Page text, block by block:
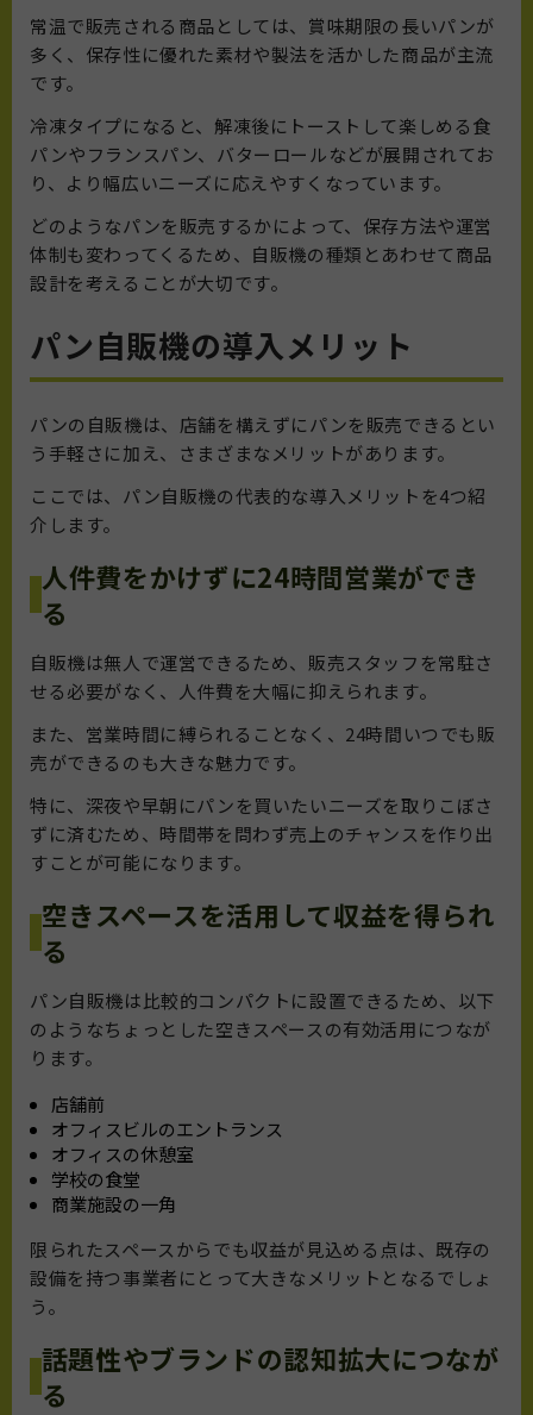
常温で販売される商品としては、賞味期限の長いパンが
多く、保存性に優れた素材や製法を活かした商品が主流
です。
冷凍タイプになると、解凍後にトーストして楽しめる食
パンやフランスパン、バターロールなどが展開されてお
り、より幅広いニーズに応えやすくなっています。
どのようなパンを販売するかによって、保存方法や運営
体制も変わってくるため、自販機の種類とあわせて商品
設計を考えることが大切です。
パン自販機の導入メリット
パンの自販機は、店舗を構えずにパンを販売できるとい
う手軽さに加え、さまざまなメリットがあります。
ここでは、パン自販機の代表的な導入メリットを4つ紹
介します。
人件費をかけずに24時間営業ができ
る
自販機は無人で運営できるため、販売スタッフを常駐さ
せる必要がなく、人件費を大幅に抑えられます。
また、営業時間に縛られることなく、24時間いつでも販
売ができるのも大きな魅力です。
特に、深夜や早朝にパンを買いたいニーズを取りこぼさ
ずに済むため、時間帯を問わず売上のチャンスを作り出
すことが可能になります。
空きスペースを活用して収益を得られ
る
パン自販機は比較的コンパクトに設置できるため、以下
のようなちょっとした空きスペースの有効活用につなが
ります。
店舗前
オフィスビルのエントランス
オフィスの休憩室
学校の食堂
商業施設の一角
限られたスペースからでも収益が見込める点は、既存の
設備を持つ事業者にとって大きなメリットとなるでしょ
う。
話題性やブランドの認知拡大につなが
る